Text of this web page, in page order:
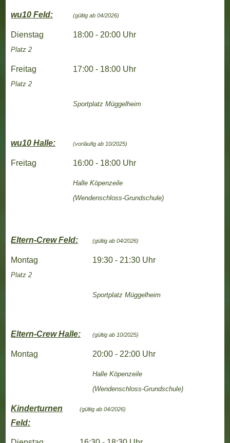
wu10 Feld: (gültig ab 04/2026)
Dienstag
Platz 2
18:00 - 20:00 Uhr
Freitag
Platz 2
17:00 - 18:00 Uhr
Sportplatz Müggelheim
wu10 Halle: (vorläufig ab 10/2025)
Freitag 16:00 - 18:00 Uhr
HalleKöpenzeile
(Wendenschloss-Grundschule)
Eltern-Crew Feld: (gültig ab 04/2026)
Montag
Platz 2
19:30 - 21:30 Uhr
Sportplatz Müggelheim
Eltern-Crew Halle: (gültig ab 10/2025)
Montag 20:00 - 22:00 Uhr
HalleKöpenzeile
(Wendenschloss-Grundschule)
Kinderturnen
Feld:
(gültig ab 04/2026)